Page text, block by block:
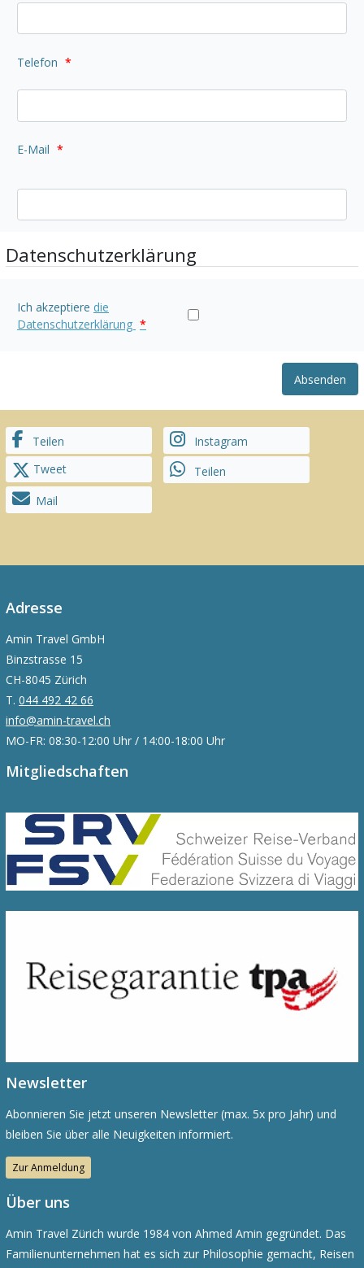
Telefon *
E-Mail *
Datenschutzerklärung
Ich akzeptiere die
Datenschutzerklärung *
Absenden
Teilen
Instagram
Tweet
Teilen
Mail
Adresse
Amin Travel GmbH
Binzstrasse 15
CH-8045 Zürich
T. 044 492 42 66
info@amin-travel.ch
MO-FR: 08:30-12:00 Uhr / 14:00-18:00 Uhr
Mitgliedschaften
Newsletter
Abonnieren Sie jetzt unseren Newsletter (max. 5x pro Jahr) und
bleiben Sie über alle Neuigkeiten informiert.
Zur Anmeldung
Über uns
Amin Travel Zürich wurde 1984 von Ahmed Amin gegründet. Das
Familienunternehmen hat es sich zur Philosophie gemacht, Reisen